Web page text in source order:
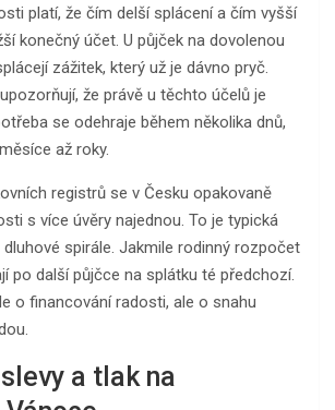
platí, že čím delší splácení a čím vyšší
konečný účet. U půjček na dovolenou
zážitek, který už je dávno pryč.
že právě u těchto účelů je
se odehraje během několika dnů,
až roky.
registrů se v Česku opakovaně
s více úvěry najednou. To je typická
spirále. Jakmile rodinný rozpočet
po další půjčce na splátku té předchozí.
o financování radosti, ale o snahu
a tlak na